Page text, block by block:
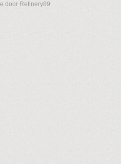
door Refinery89